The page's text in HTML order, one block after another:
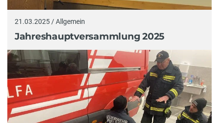
21.03.2025 / Allgemein
Jahreshauptversammlung 2025